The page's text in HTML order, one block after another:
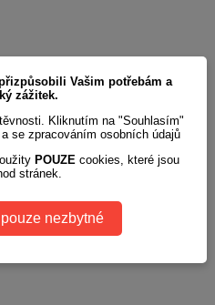
Vašim potřebám a
zážitek.
Kliknutím na "Souhlasím"
se zpracováním osobních údajů
POUZE cookies, které jsou
stránek.
nezbytné